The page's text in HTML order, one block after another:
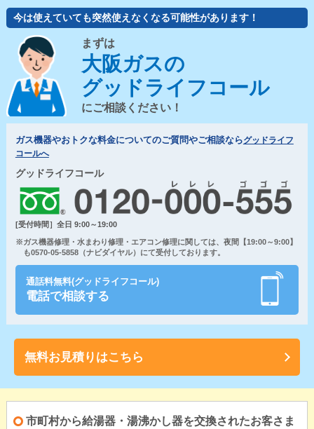
今は使えていても突然使えなくなる可能性があります！
まずは
大阪ガスの
グッドライフコール
にご相談ください！
ガス機器やおトクな料金についてのご質問やご相談ならグッドライフ
コールへ
グッドライフコール
[受付時間］全日 9:00～19:00
※ガス機器修理・水まわり修理・エアコン修理に関しては、夜間【19:00～9:00】
も0570-05-5858（ナビダイヤル）にて受付しております。
通話料無料(グッドライフコール)
電話で相談する
無料お見積りはこちら
市町村から給湯器・湯沸かし器を交換されたお客さま